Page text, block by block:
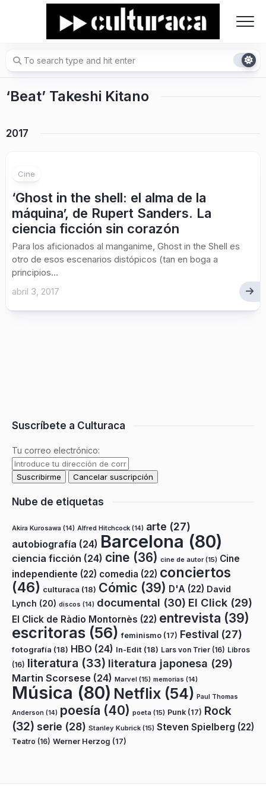
‘Beat’ Takeshi Kitano
2017
Cine
‘Ghost in the shell: el alma de la
máquina’, de Rupert Sanders. La
ciencia ficción sin corazón
Para los aficionados al manganime, Ghost in the Shell es
otro de esos escenarios distópicos (tan en boga a
principios...
abril 3, 2017
Suscríbete a Culturaca
Tu correo electrónico:
Nube de etiquetas
Akira Kurosawa (14) Alfred Hitchcock (14) arte (27)
autobiografía (24) Barcelona (80)
ciencia ficción (24) cine (36) cine de autor(15) Cine
independiente (22) comedia (22) conciertos
(46) culturaca (18) Cómic (39) D'A (22) David
Lynch (20) discos (14) documental (30) El Click (29)
El Click de Ràdio Montornès (22) entrevista (39)
escritoras (56) feminismo (17) Festival (27)
fotografía (18) HBO (24) In-Edit (18) Lars von Trier (16) Libros
(16) literatura (33) literatura japonesa (29)
Martin Scorsese (24) Marvel (15) memorias (14)
Música (80) Netflix (54) Paul Thomas
Anderson (14) poesía (40) poeta (15) Punk (17) Rock
(32) serie (28) Stanley Kubrick (15) Steven Spielberg (22)
Teatro (16) Werner Herzog (17)